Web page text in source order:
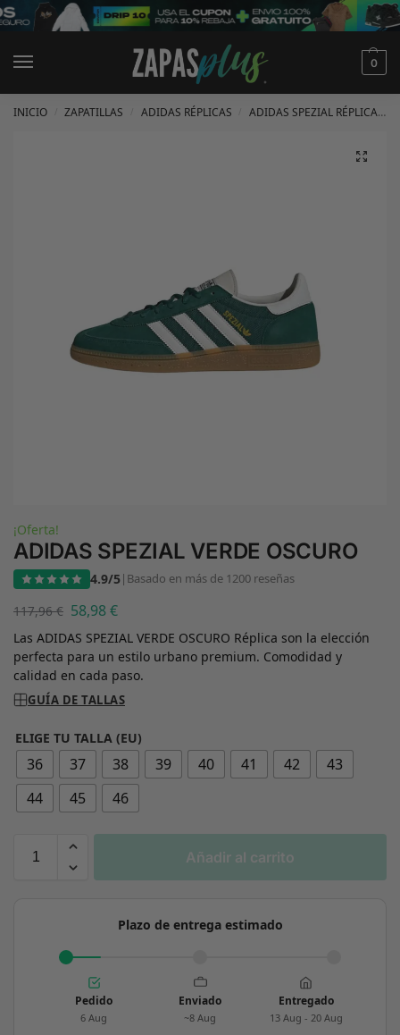
0
INICIO ZAPATILLAS ADIDAS RÉPLICAS ADIDAS SPEZIAL RÉPLICAS
¡Oferta!
ADIDAS SPEZIAL VERDE OSCURO
4.9/5| Basado en más de 1200 reseñas
117,96€ 58,98€
Las ADIDAS SPEZIAL VERDE OSCURO Réplica son la elección
perfecta para un estilo urbano premium. Comodidad y
calidad en cada paso.
GUÍA DE TALLAS
ELIGE TU TALLA (EU)
36 37 38 39 40 41 42
43
44
45 46
Añadir al carrito
Plazo de entrega estimado
Pedido
6 Aug
Enviado
~8 Aug
Entregado
13 Aug - 20 Aug